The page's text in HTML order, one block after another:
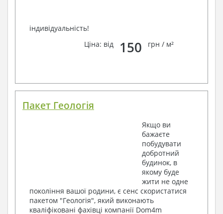
індивідуальність!
Ціна: від
150 грн / м²
Пакет Геологія
Якщо ви
бажаєте
побудувати
добротний
будинок, в
якому буде
жити не одне
покоління вашої родини, є сенс скористатися
пакетом "Геологія", який виконають
кваліфіковані фахівці компанії Dom4m